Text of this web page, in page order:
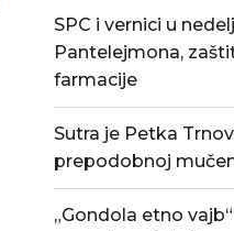
SPC i vernici u
Pantelejmona,
farmacije
Sutra je Petka
prepodobnoj
„Gondola etno